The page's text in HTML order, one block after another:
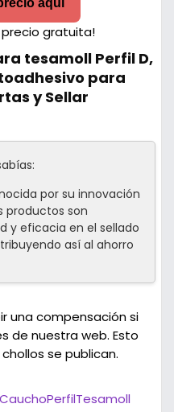
gratuita!
tesamoll Perfil D,
para
y Sellar
por su innovación
productos son
y eficacia en el sellado
así al ahorro
una compensación si
de nuestra web. Esto
se publican.
CauchoPerfilTesamoll